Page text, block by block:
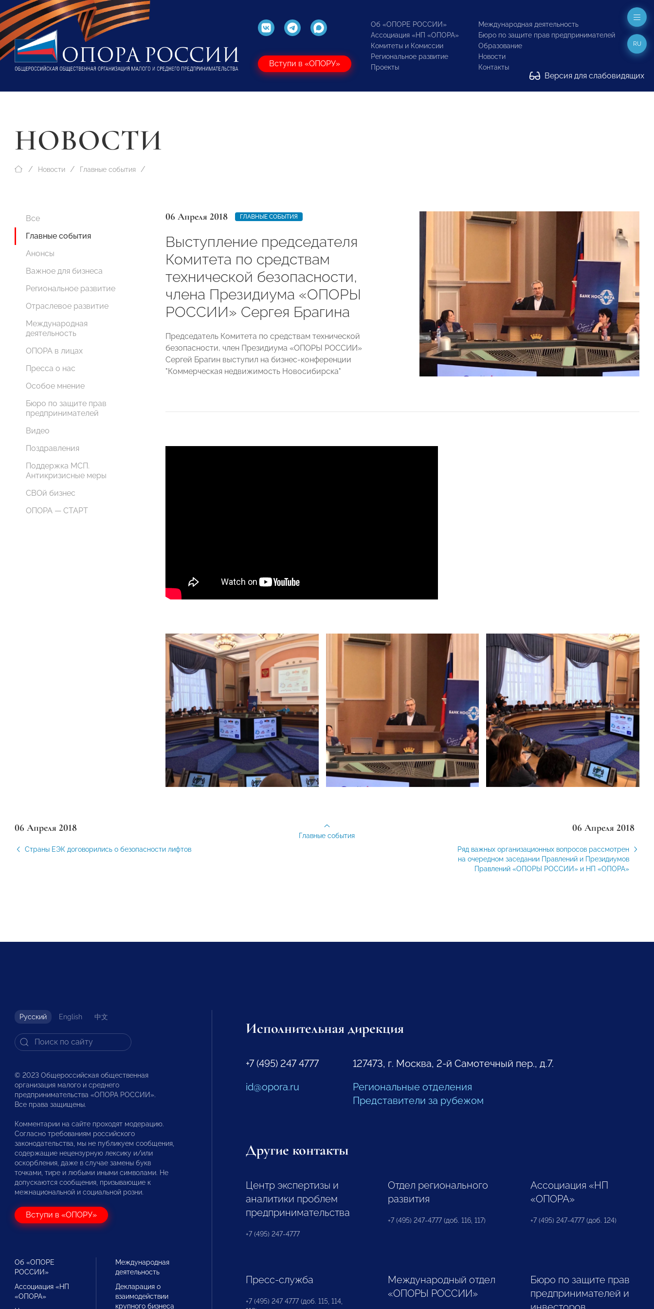
Вступи в «ОПОРУ»
Об «ОПОРЕ РОССИИ»
Ассоциация «НП «ОПОРА»
Комитеты и Комиссии
Региональное развитие
Проекты
Международная деятельность
Бюро по защите прав предпринимателей
Образование
Новости
Контакты
Версия для слабовидящих
RU
НОВОСТИ
Новости Главные события
Все
Главные события
Анонсы
Важное для бизнеса
Региональное развитие
Отраслевое развитие
Международная
деятельность
ОПОРА в лицах
Пресса о нас
Особое мнение
Бюро по защите прав
предпринимателей
Видео
Поздравления
Поддержка МСП.
Антикризисные меры
СВОй бизнес
ОПОРА — СТАРТ
06 Апреля 2018 ГЛАВНЫЕ СОБЫТИЯ
Выступление председателя
Комитета по средствам
технической безопасности,
члена Президиума «ОПОРЫ
РОССИИ» Сергея Брагина
Председатель Комитета по средствам технической
безопасности, член Президиума «ОПОРЫ РОССИИ»
Сергей Брагин выступил на бизнес-конференции
"Коммерческая недвижимость Новосибирска"
06 Апреля 2018
Страны ЕЭК договорились о безопасности лифтов
06 Апреля 2018
Ряд важных организационных вопросов рассмотрен
на очередном заседании Правлений и Президиумов
Правлений «ОПОРЫ РОССИИ» и НП «ОПОРА»
Главные события
Русский English 中文
© 2023 Общероссийская общественная
организация малого и среднего
предпринимательства «ОПОРА РОССИИ».
Все права защищены.
Комментарии на сайте проходят модерацию.
Согласно требованиям российского
законодательства, мы не публикуем сообщения,
содержащие нецензурную лексику и/или
оскорбления, даже в случае замены букв
точками, тире и любыми иными символами. Не
допускаются сообщения, призывающие к
межнациональной и социальной розни.
Вступи в «ОПОРУ»
Об «ОПОРЕ
РОССИИ»
Ассоциация «НП
«ОПОРА»
Международная
деятельность
Декларация о
взаимодействии
крупного бизнеса
Исполнительная дирекция
+7 (495) 247 4777
id@opora.ru
127473, г. Москва, 2-й Самотечный пер., д.7.
Региональные отделения
Представители за рубежом
Другие контакты
Центр экспертизы и
аналитики проблем
предпринимательства
+7 (495) 247-4777
Отдел регионального
развития
+7 (495) 247-4777 (доб. 116, 117)
Ассоциация «НП
«ОПОРА»
+7 (495) 247-4777 (доб. 124)
Пресс-служба
+7 (495) 247 4777 (доб. 115, 114,
Международный отдел
«ОПОРЫ РОССИИ»
Бюро по защите прав
предпринимателей и